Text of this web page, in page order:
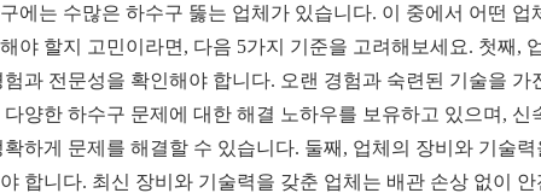
에는 수많은 하수구 뚫는 업체가 있습니다. 이 중에서 어떤 업
야 할지 고민이라면, 다음 5가지 기준을 고려해보세요. 첫째,
험과 전문성을 확인해야 합니다. 오랜 경험과 숙련된 기술을 가
다양한 하수구 문제에 대한 해결 노하우를 보유하고 있으며, 신
확하게 문제를 해결할 수 있습니다. 둘째, 업체의 장비와 기술력
합니다. 최신 장비와 기술력을 갖춘 업체는 배관 손상 없이 안